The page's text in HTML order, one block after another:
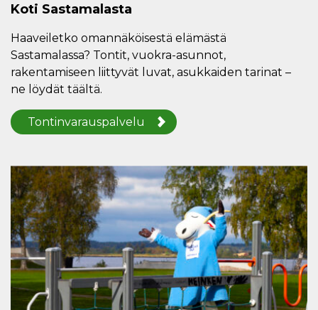
Koti Sastamalasta
Haaveiletko omannäköisestä elämästä
Sastamalassa? Tontit, vuokra-asunnot,
rakentamiseen liittyvät luvat, asukkaiden tarinat –
ne löydät täältä.
Tontinvarauspalvelu